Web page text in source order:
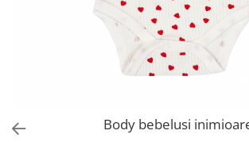
Body bebelusi